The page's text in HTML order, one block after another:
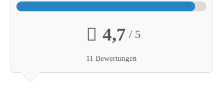
4,7 / 5
11 Bewertungen